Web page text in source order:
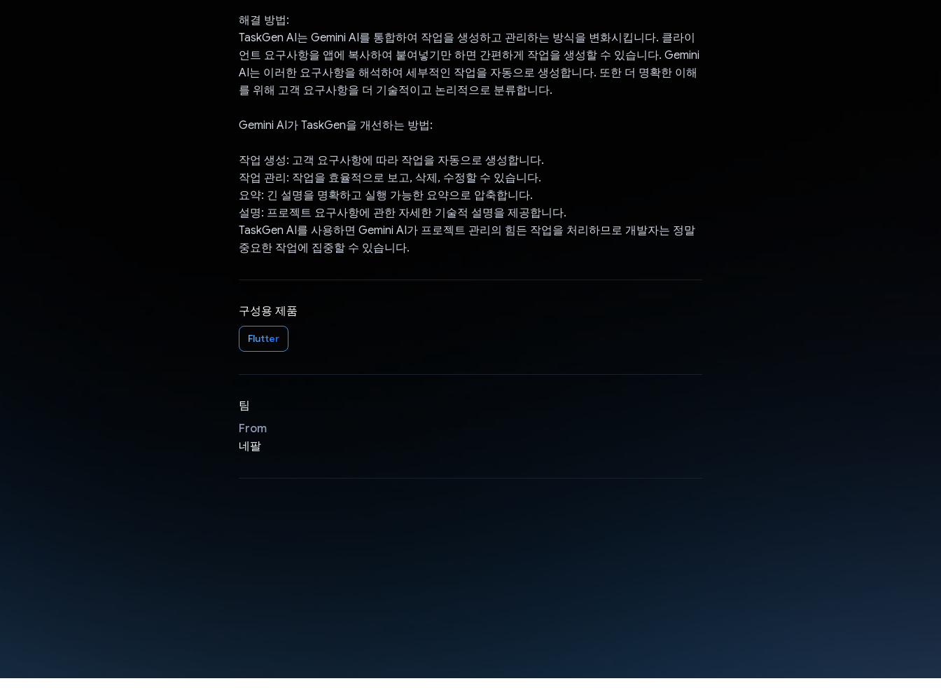
해결 방법:
TaskGen AI는 Gemini AI를 통합하여 작업을 생성하고 관리하는 방식을 변화시킵니다. 클라이
언트 요구사항을 앱에 복사하여 붙여넣기만 하면 간편하게 작업을 생성할 수 있습니다. Gemini
AI는 이러한 요구사항을 해석하여 세부적인 작업을 자동으로 생성합니다. 또한 더 명확한 이해
를 위해 고객 요구사항을 더 기술적이고 논리적으로 분류합니다.
Gemini AI가 TaskGen을 개선하는 방법:
작업 생성: 고객 요구사항에 따라 작업을 자동으로 생성합니다.
작업 관리: 작업을 효율적으로 보고, 삭제, 수정할 수 있습니다.
요약: 긴 설명을 명확하고 실행 가능한 요약으로 압축합니다.
설명: 프로젝트 요구사항에 관한 자세한 기술적 설명을 제공합니다.
TaskGen AI를 사용하면 Gemini AI가 프로젝트 관리의 힘든 작업을 처리하므로 개발자는 정말
중요한 작업에 집중할 수 있습니다.
구성용 제품
Flutter
팀
From
네팔